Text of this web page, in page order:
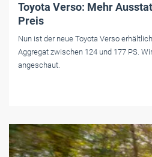
Toyota Verso: Mehr
Preis
Nun ist der neue Toyota Verso
Aggregat zwischen 124 und 177 PS.
angeschaut.